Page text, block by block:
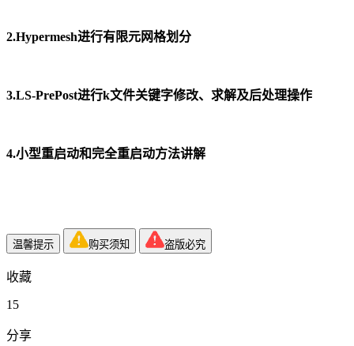
2.Hypermesh进行有限元网格划分
3.LS-PrePost进行k文件关键字修改、求解及后处理操作
4.小型重启动和完全重启动方法讲解
温馨提示 购买须知 盗版必究
收藏
15
分享